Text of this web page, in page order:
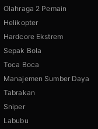
Olahraga 2 Pemain
Helikopter
Hardcore Ekstrem
Sepak Bola
Toca Boca
Manajemen Sumber Daya
Tabrakan
Sniper
Labubu